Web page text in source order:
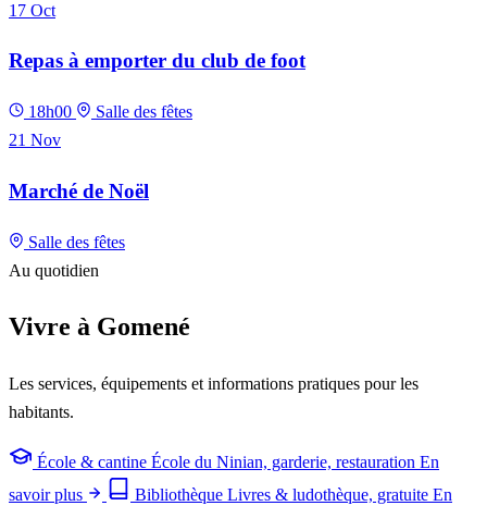
17 Oct
Repas à emporter du club de foot
18h00
Salle des fêtes
21 Nov
Marché de Noël
Salle des fêtes
Au quotidien
Vivre à Gomené
Les services, équipements et informations pratiques pour les
habitants.
École & cantine École du Ninian, garderie, restauration En
savoir plus
Bibliothèque Livres & ludothèque, gratuite En